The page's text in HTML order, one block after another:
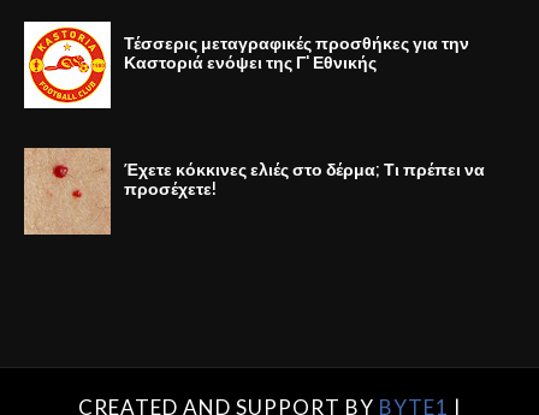
Τέσσερις μεταγραφικές προσθήκες για την
Καστοριά ενόψει της Γ' Εθνικής
Έχετε κόκκινες ελιές στο δέρμα; Τι πρέπει να
προσέχετε!
CREATED AND SUPPORT BY BYTE1 |